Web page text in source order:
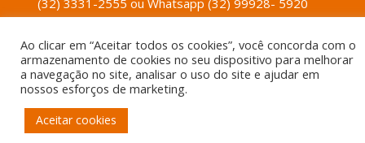
POWERED BYVERTICIS
Ao clicar em “Aceitar todos os cookies”, você concorda com o
armazenamento de cookies no seu dispositivo para melhorar
a navegação no site, analisar o uso do site e ajudar em
nossos esforços de marketing.
Aceitar cookies